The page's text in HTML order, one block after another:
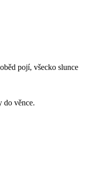
pojí, všecko slunce
do věnce.